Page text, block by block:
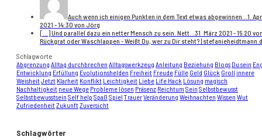
Auch wenn ich einigen Punkten in dem Text etwas abgewinnen... 1.
2021 - 14:30 von Jörg
[…] Und parallel dazu ein netter Mensch zu sein. Nett... 31. März 2021 - 15:20
Rückgrat oder Waschlappen - Weißt Du, wer zu Dir steht? |
Schlagworte
Abgrenzung Alltag durchbrechen Alltagswerkzeug Anleitung Beziehung Blogs Du sein
Entwicklung Erfüllung Evolutionshelden Freiheit Freude Fülle Geld Glück Groll innere
WeisheitJetzt Klarheit Konflikt Leichtigkeit Liebe Life Hack Lösung magisch
Nachhaltigkeit neue Wege Probleme lösen Präsenz Reichtum Sein Selbstbewusst
Selbstbewusstsein Self help Spaß Spiel TrauerVeränderung Weihnachten Wissen Wut
ZufriedenheitZukunftZuversicht
Schlagwörter